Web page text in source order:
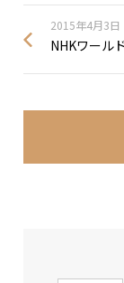
2015年4月3日
NHKワール